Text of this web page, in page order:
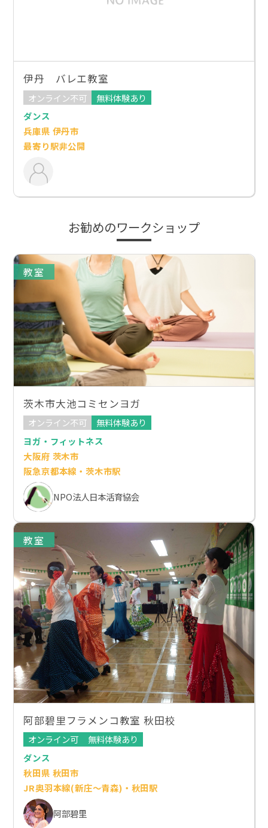
伊丹 バレエ教室
オンライン不可
無料体験あり
ダンス
兵庫県 伊丹市
最寄り駅非公開
お勧めのワークショップ
教室
茨木市大池コミセンヨガ
オンライン不可
無料体験あり
ヨガ・フィットネス
大阪府 茨木市
阪急京都本線・茨木市駅
NPO法人日本活育協会
教室
阿部碧里フラメンコ教室 秋田校
オンライン可
無料体験あり
ダンス
秋田県 秋田市
JR奥羽本線(新庄～青森)・秋田駅
阿部碧里